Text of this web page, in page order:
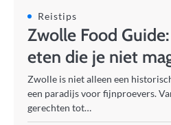
Reistips
Zwolle Food
eten die je niet
Zwolle is niet alleen een
een paradijs voor fijnproevers.
gerechten tot…